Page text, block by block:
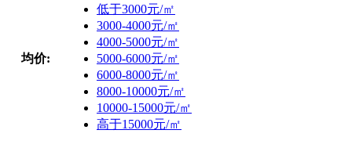
均价:
低于3000元/㎡
3000-4000元/㎡
4000-5000元/㎡
5000-6000元/㎡
6000-8000元/㎡
8000-10000元/㎡
10000-15000元/㎡
高于15000元/㎡